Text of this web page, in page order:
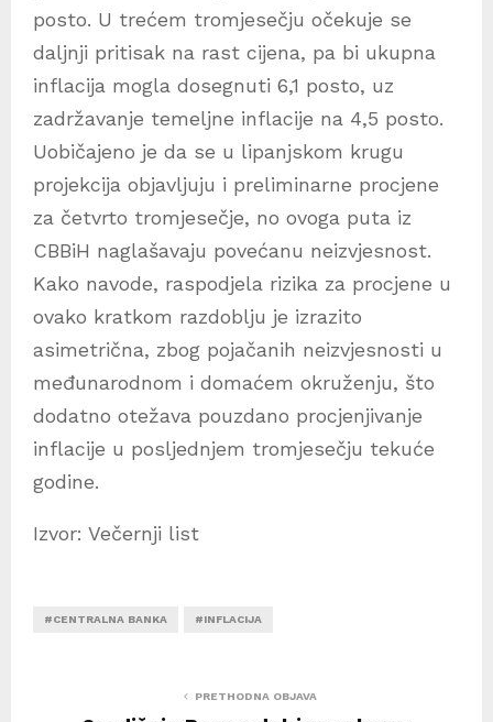
posto. U trećem tromjesečju očekuje se
daljnji pritisak na rast cijena, pa bi ukupna
inflacija mogla dosegnuti 6,1 posto, uz
zadržavanje temeljne inflacije na 4,5 posto.
Uobičajeno je da se u lipanjskom krugu
projekcija objavljuju i preliminarne procjene
za četvrto tromjesečje, no ovoga puta iz
CBBiH naglašavaju povećanu neizvjesnost.
Kako navode, raspodjela rizika za procjene u
ovako kratkom razdoblju je izrazito
asimetrična, zbog pojačanih neizvjesnosti u
međunarodnom i domaćem okruženju, što
dodatno otežava pouzdano procjenjivanje
inflacije u posljednjem tromjesečju tekuće
godine.
Izvor: Večernji list
#CENTRALNA BANKA #INFLACIJA
PRETHODNA OBJAVA